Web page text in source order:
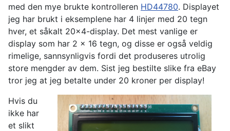
med den mye brukte kontrolleren HD44780. Displayet
jeg har brukt i eksemplene har 4 linjer med 20 tegn
hver, et såkalt 20x4-display. Det mest vanlige er
display som har 2 x 16 tegn, og disse er også veldig
rimelige, sannsynligvis fordi det produseres utrolig
store mengder av dem. Sist jeg bestilte slike fra eBay
tror jeg at jeg betalte under 20 kroner per display!
Hvis du
ikke har
et slikt